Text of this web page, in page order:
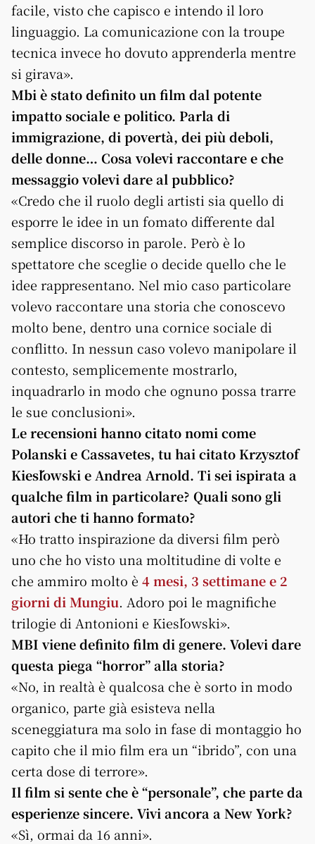
facile, visto che capisco e intendo il loro
linguaggio. La comunicazione con la troupe
tecnica invece ho dovuto apprenderla mentre
si girava».
Mbi è stato definito un film dal potente
impatto sociale e politico. Parla di
immigrazione, di povertà, dei più deboli,
delle donne… Cosa volevi raccontare e che
messaggio volevi dare al pubblico?
«Credo che il ruolo degli artisti sia quello di
esporre le idee in un fomato differente dal
semplice discorso in parole. Però è lo
spettatore che sceglie o decide quello che le
idee rappresentano. Nel mio caso particolare
volevo raccontare una storia che conoscevo
molto bene, dentro una cornice sociale di
conflitto. In nessun caso volevo manipolare il
contesto, semplicemente mostrarlo,
inquadrarlo in modo che ognuno possa trarre
le sue conclusioni».
Le recensioni hanno citato nomi come
Polanski e Cassavetes, tu hai citato Krzysztof
Kieślowski e Andrea Arnold. Ti sei ispirata a
qualche film in particolare? Quali sono gli
autori che ti hanno formato?
«Ho tratto inspirazione da diversi film però
uno che ho visto una moltitudine di volte e
che ammiro molto è 4 mesi, 3 settimane e 2
giorni di Mungiu. Adoro poi le magnifiche
trilogie di Antonioni e Kieślowski».
MBI viene definito film di genere. Volevi dare
questa piega “horror” alla storia?
«No, in realtà è qualcosa che è sorto in modo
organico, parte già esisteva nella
sceneggiatura ma solo in fase di montaggio ho
capito che il mio film era un “ibrido”, con una
certa dose di terrore».
Il film si sente che è “personale”, che parte da
esperienze sincere. Vivi ancora a New York?
«Sì, ormai da 16 anni».